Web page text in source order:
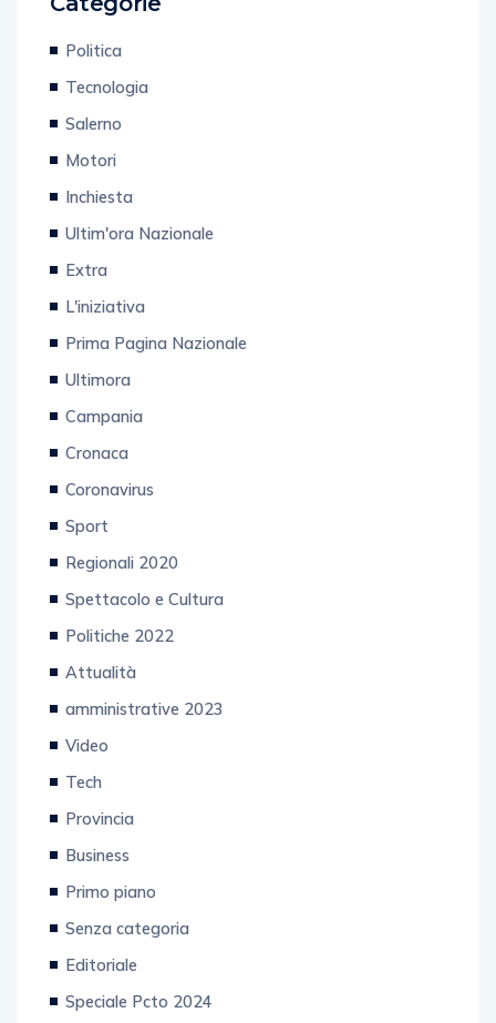
Politica
Tecnologia
Salerno
Motori
Inchiesta
Ultim'ora Nazionale
Extra
L'iniziativa
Prima Pagina Nazionale
Ultimora
Campania
Cronaca
Coronavirus
Sport
Regionali 2020
Spettacolo e Cultura
Politiche 2022
Attualità
amministrative 2023
Video
Tech
Provincia
Business
Primo piano
Senza categoria
Editoriale
Speciale Pcto 2024